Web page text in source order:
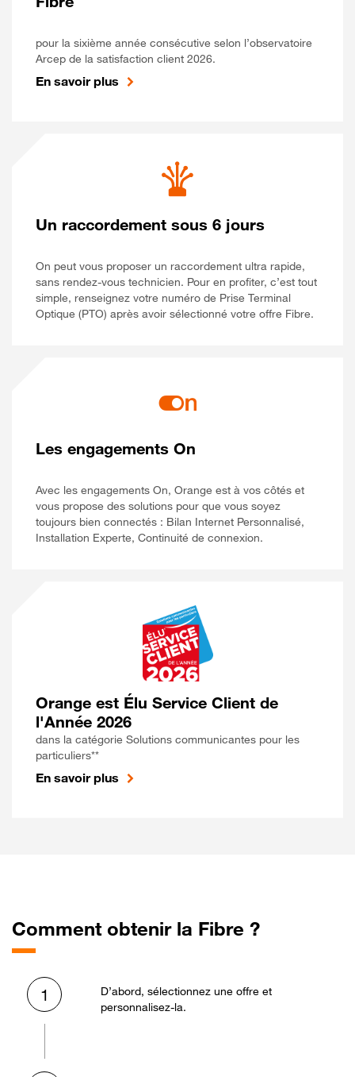
pour la sixième année consécutive selon l’observatoire
Arcep de la satisfaction client 2026.
En savoir plus
Un raccordement sous 6 jours
On peut vous proposer un raccordement ultra rapide,
sans rendez-vous technicien. Pour en profiter, c’est tout
simple, renseignez votre numéro de Prise Terminal
Optique (PTO) après avoir sélectionné votre offre Fibre.
Les engagements On
Avec les engagements On, Orange est à vos côtés et
vous propose des solutions pour que vous soyez
toujours bien connectés : Bilan Internet Personnalisé,
Installation Experte, Continuité de connexion.
Orange est Élu Service Client de
l'Année 2026
dans la catégorie Solutions communicantes pour les
particuliers**
En savoir plus
Comment obtenir la Fibre ?
1
D’abord, sélectionnez une offre et
personnalisez-la.